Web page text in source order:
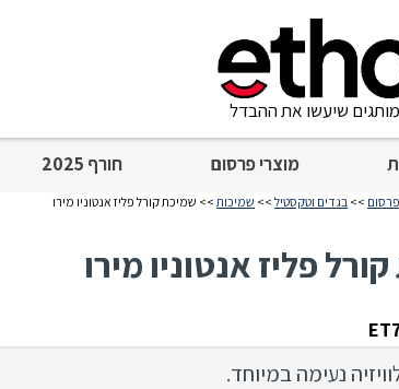
מוצרי פרסום חורף 2025
שיעשו את ההבדל
>> בגדים וטקסטיל >> שמיכות >> שמיכת קורל פליז אנטוניו מירו
פליז אנטוניו מירו
נעימה במיוחד.